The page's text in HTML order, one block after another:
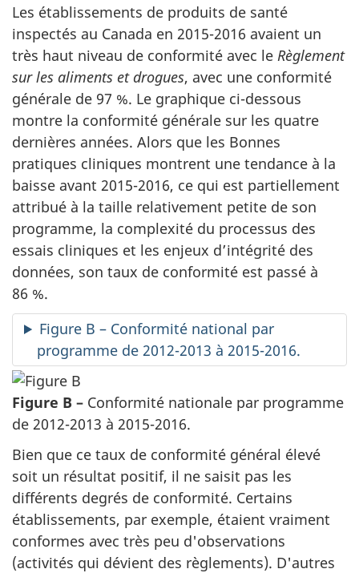
Les établissements de produits de santé
inspectés au Canada en 2015-2016 avaient un
très haut niveau de conformité avec le Règlement
sur les aliments et drogues, avec une conformité
générale de 97 %. Le graphique ci-dessous
montre la conformité générale sur les quatre
dernières années. Alors que les Bonnes
pratiques cliniques montrent une tendance à la
baisse avant 2015-2016, ce qui est partiellement
attribué à la taille relativement petite de son
programme, la complexité du processus des
essais cliniques et les enjeux d’intégrité des
données, son taux de conformité est passé à
86 %.
Figure B – Conformité national par
programme de 2012-2013 à 2015-2016.
Figure B – Conformité nationale par programme
de 2012-2013 à 2015-2016.
Bien que ce taux de conformité général élevé
soit un résultat positif, il ne saisit pas les
différents degrés de conformité. Certains
établissements, par exemple, étaient vraiment
conformes avec très peu d'observations
(activités qui dévient des règlements). D'autres